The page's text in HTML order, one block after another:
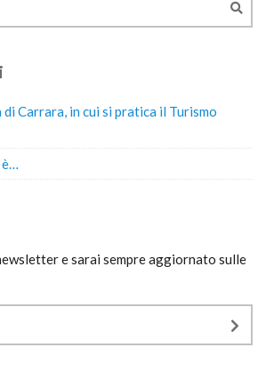
di Carrara, in cui si pratica il Turismo
è…
e sarai sempre aggiornato sulle